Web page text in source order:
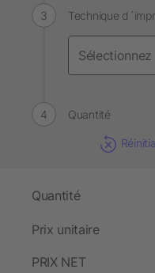
Technique
Quantité
Quantité
Prix unitaire
PRIX NET